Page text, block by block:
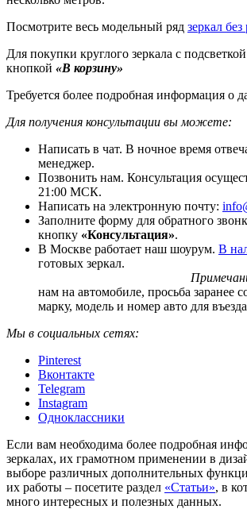
Посмотрите весь модельный ряд зеркал
Для покупки круглого зеркала с
кнопкой «В корзину»
Требуется более подробная информация о
Для получения консультации вы можете:
Написать в чат. В ночное время
менеджер.
Позвонить нам. Консультация
21:00 МСК.
Написать на электронную почту:
Заполните форму для обратного
кнопку «Консультация».
В Москве работает наш шоурум. В
готовых
нам на автомобиле, просьба заранее
марку, модель и номер авто для
Мы в социальных сетях:
Pinterest
Вконтакте
Telegram
Instagram
Одноклассники
Если вам необходима более подробная
зеркалах, их грамотном применении в
выборе различных дополнительных
их работы – посетите раздел «Статьи», в
много интересных и полезных данных.